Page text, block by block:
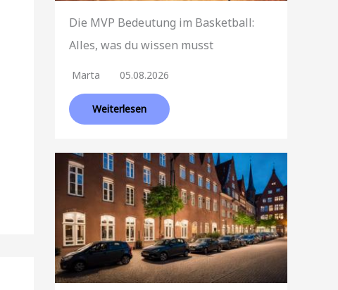
Die MVP Bedeutung im Basketball:
Alles, was du wissen musst
Marta 05.08.2026
Weiterlesen